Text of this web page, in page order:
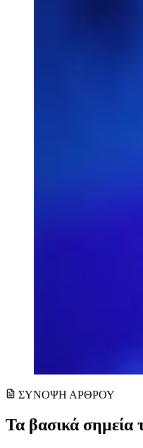
ΣΥΝΟΨΗ ΑΡΘΡΟΥ
Τα βασικά σημεία